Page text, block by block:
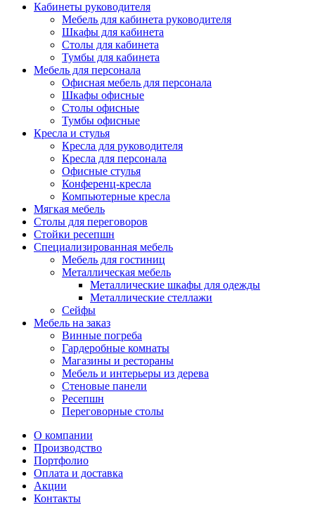
Кабинеты руководителя
Мебель для кабинета руководителя
Шкафы для кабинета
Столы для кабинета
Тумбы для кабинета
Мебель для персонала
Офисная мебель для персонала
Шкафы офисные
Столы офисные
Тумбы офисные
Кресла и стулья
Кресла для руководителя
Кресла для персонала
Офисные стулья
Конференц-кресла
Компьютерные кресла
Мягкая мебель
Столы для переговоров
Стойки ресепшн
Специализированная мебель
Мебель для гостиниц
Металлическая мебель
Металлические шкафы для одежды
Металлические стеллажи
Сейфы
Мебель на заказ
Винные погреба
Гардеробные комнаты
Магазины и рестораны
Мебель и интерьеры из дерева
Стеновые панели
Ресепшн
Переговорные столы
О компании
Производство
Портфолио
Оплата и доставка
Акции
Контакты